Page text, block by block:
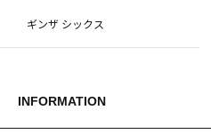
ギンザ シックス
INFORMATION